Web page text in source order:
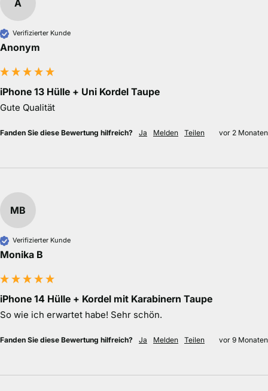
A
Verifizierter Kunde
Anonym
iPhone 13 Hülle + Uni Kordel Taupe
Gute Qualität
Fanden Sie diese Bewertung hilfreich? Ja Melden Teilen vor 2 Monaten
MB
Verifizierter Kunde
Monika B
iPhone 14 Hülle + Kordel mit Karabinern Taupe
So wie ich erwartet habe! Sehr schön.
Fanden Sie diese Bewertung hilfreich? Ja Melden Teilen vor 9 Monaten